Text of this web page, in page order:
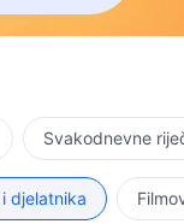
Svakodnevne
djelatnika